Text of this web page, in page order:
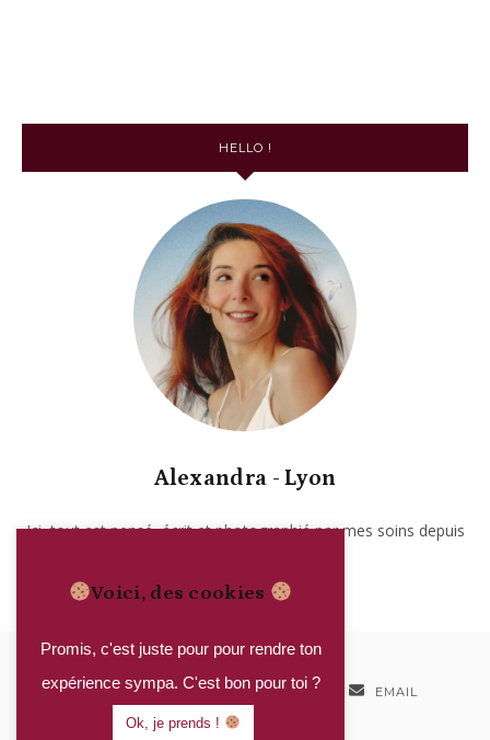
HELLO !
Alexandra - Lyon
Ici, tout est pensé, écrit et photographié par mes soins depuis
INSTAGRAM PINTEREST EMAIL
Voici, des cookies
Promis, c'est juste pour pour rendre ton
expérience sympa. C'est bon pour toi ?
Ok, je prends !